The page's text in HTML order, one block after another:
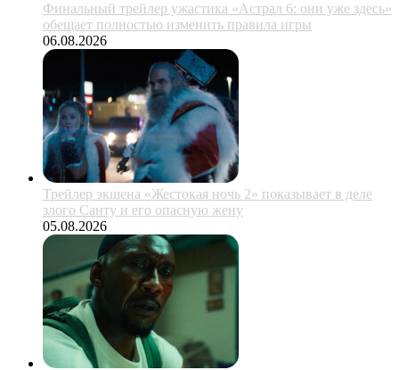
Финальный трейлер ужастика «Астрал 6: они уже здесь»
обещает полностью изменить правила игры
06.08.2026
Трейлер экшена «Жестокая ночь 2» показывает в деле
злого Санту и его опасную жену
05.08.2026